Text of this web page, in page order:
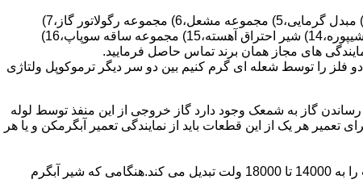
قطعات ساختمان آب گرم کن های دیواری شمعک دار عبارتند از : 1) کلاهک تعدیل،2) کلاهک تعدیل جریان دودکش،3) صفحه پشتی آبگرمکن،4) مبدل گرمایی،5) مجموعه مشعل،6) مجموعه رگولاتور گاز،7)
مجموعه رگولاتور آب،8) رویه آبگرمکن،9) صفحه پشتی آبگرمکن،10) رگولاتور آب در آبگرمکن های شمعک دار،11) بدنه،12) قاب برنجی،13) شیپوره،14) شیر احتراق آهسته،15) مجموعه ساقه سوپاپ،16)
فلز را توسط شعله ای گرم کنیم بین دو سر دیگر ترموکوپل ولتاژی
گاز به شمعک وجود دارد گاز خروجی از این منفذ توسط لوله
هر یک از این قطعات باید از نمایندگی تعمیر آبگرمکن و یا هر
برد کنترل آبگرمکن:نیروی محرکه این برد از یک آدابتور یا دو عدد باتری 1/5 ولت تامین می شود.برای ایجاد جرقه یک تراس افزاینده این 3 ولت را به 14000 تا 18000 ولت تبدیل می کند.هنگامی که شیر آبگرم